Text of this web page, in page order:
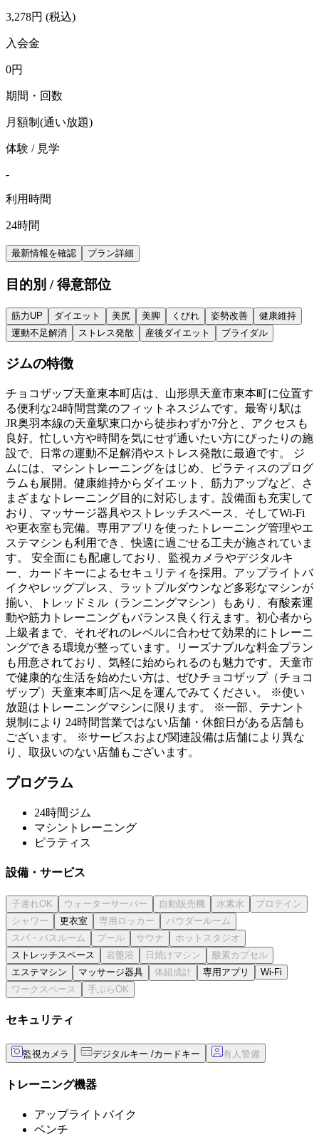
3,278円 (税込)
入会金
0円
期間・回数
月額制(通い放題)
体験 / 見学
-
利用時間
24時間
最新情報を確認 プラン詳細
目的別 / 得意部位
筋力UP ダイエット 美尻 美脚 くびれ 姿勢改善
健康維持
運動不足解消
ストレス発散 産後ダイエット ブライダル
ジムの特徴
チョコザップ天童東本町店は、山形県天童市東本町に位置す
る便利な24時間営業のフィットネスジムです。最寄り駅は
JR奥羽本線の天童駅東口から徒歩わずか7分と、アクセスも
良好。忙しい方や時間を気にせず通いたい方にぴったりの施
設で、日常の運動不足解消やストレス発散に最適です。 ジ
ムには、マシントレーニングをはじめ、ピラティスのプログ
ラムも展開。健康維持からダイエット、筋力アップなど、さ
まざまなトレーニング目的に対応します。設備面も充実して
おり、マッサージ器具やストレッチスペース、そしてWi-Fi
や更衣室も完備。専用アプリを使ったトレーニング管理やエ
ステマシンも利用でき、快適に過ごせる工夫が施されていま
す。 安全面にも配慮しており、監視カメラやデジタルキ
ー、カードキーによるセキュリティを採用。アップライトバ
イクやレッグプレス、ラットプルダウンなど多彩なマシンが
揃い、トレッドミル（ランニングマシン）もあり、有酸素運
動や筋力トレーニングもバランス良く行えます。初心者から
上級者まで、それぞれのレベルに合わせて効果的にトレーニ
ングできる環境が整っています。リーズナブルな料金プラン
も用意されており、気軽に始められるのも魅力です。天童市
で健康的な生活を始めたい方は、ぜひチョコザップ（チョコ
ザップ）天童東本町店へ足を運んでみてください。 ※使い
放題はトレーニングマシンに限ります。 ※一部、テナント
規制により 24時間営業ではない店舗・休館日がある店舗も
ございます。 ※サービスおよび関連設備は店舗により異な
り、取扱いのない店舗もございます。
プログラム
24時間ジム
マシントレーニング
ピラティス
設備・サービス
更衣室
ストレッチスペース
エステマシン
マッサージ器具 専用アプリ Wi-Fi
セキュリティ
監視カメラ デジタルキー /カードキー
トレーニング機器
アップライトバイク
ベンチ